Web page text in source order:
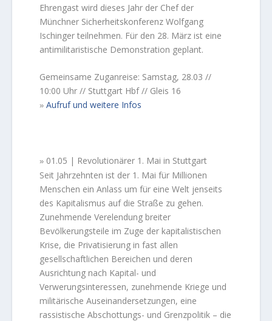
Ehrengast wird dieses Jahr der Chef der
Münchner Sicherheitskonferenz Wolfgang
Ischinger teilnehmen. Für den 28. März ist eine
antimilitaristische Demonstration geplant.
Gemeinsame Zuganreise: Samstag, 28.03 //
10:00 Uhr // Stuttgart Hbf // Gleis 16
» Aufruf und weitere Infos
» 01.05 | Revolutionärer 1. Mai in Stuttgart
Seit Jahrzehnten ist der 1. Mai für Millionen
Menschen ein Anlass um für eine Welt jenseits
des Kapitalismus auf die Straße zu gehen.
Zunehmende Verelendung breiter
Bevölkerungsteile im Zuge der kapitalistischen
Krise, die Privatisierung in fast allen
gesellschaftlichen Bereichen und deren
Ausrichtung nach Kapital- und
Verwerungsinteressen, zunehmende Kriege und
militärische Auseinandersetzungen, eine
rassistische Abschottungs- und Grenzpolitik – die